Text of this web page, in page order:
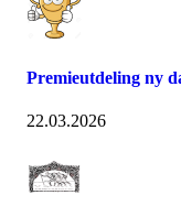
Premieutdeling ny
22.03.2026